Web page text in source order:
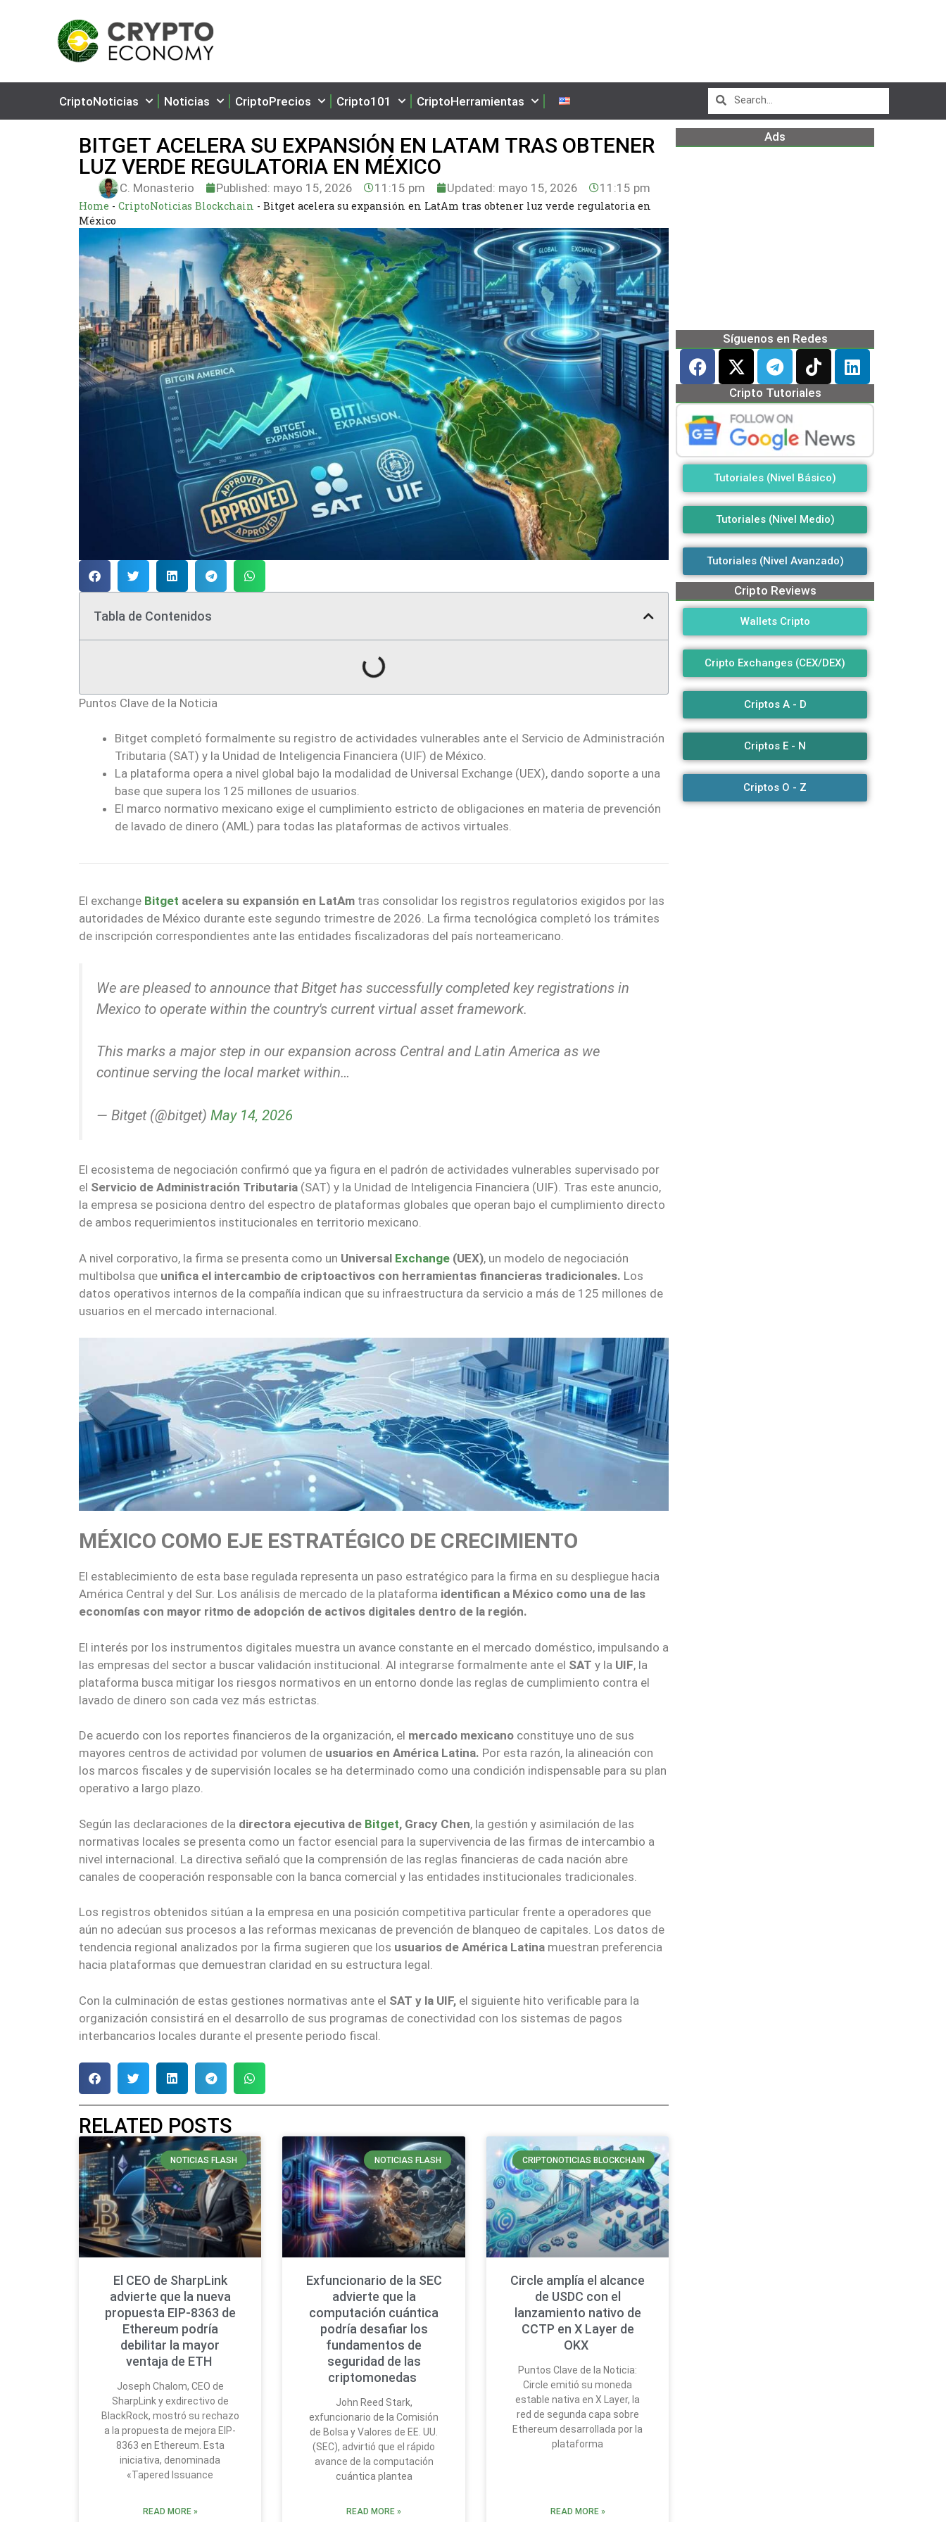
CriptoNoticias Noticias CriptoPrecios Cripto101 CriptoHerramientas
BITGET ACELERA SU EXPANSIÓN EN LATAM TRAS OBTENER
LUZ VERDE REGULATORIA EN MÉXICO
C. Monasterio Published: mayo 15, 2026 11:15 pm Updated: mayo 15, 2026 11:15 pm
Home - CriptoNoticias Blockchain - Bitget acelera su expansión en LatAm tras obtener luz verde regulatoria en
México
Tabla de Contenidos
Puntos Clave de la Noticia
Bitget completó formalmente su registro de actividades vulnerables ante el Servicio de Administración
Tributaria (SAT) y la Unidad de Inteligencia Financiera (UIF) de México.
La plataforma opera a nivel global bajo la modalidad de Universal Exchange (UEX), dando soporte a una
base que supera los 125 millones de usuarios.
El marco normativo mexicano exige el cumplimiento estricto de obligaciones en materia de prevención
de lavado de dinero (AML) para todas las plataformas de activos virtuales.
El exchange Bitget acelera su expansión en LatAm tras consolidar los registros regulatorios exigidos por las
autoridades de México durante este segundo trimestre de 2026. La firma tecnológica completó los trámites
de inscripción correspondientes ante las entidades fiscalizadoras del país norteamericano.
We are pleased to announce that Bitget has successfully completed key registrations in
Mexico to operate within the country's current virtual asset framework.
This marks a major step in our expansion across Central and Latin America as we
continue serving the local market within…
— Bitget (@bitget) May 14, 2026
El ecosistema de negociación confirmó que ya figura en el padrón de actividades vulnerables supervisado por
el Servicio de Administración Tributaria (SAT) y la Unidad de Inteligencia Financiera (UIF). Tras este anuncio,
la empresa se posiciona dentro del espectro de plataformas globales que operan bajo el cumplimiento directo
de ambos requerimientos institucionales en territorio mexicano.
A nivel corporativo, la firma se presenta como un Universal Exchange (UEX), un modelo de negociación
multibolsa que unifica el intercambio de criptoactivos con herramientas financieras tradicionales. Los
datos operativos internos de la compañía indican que su infraestructura da servicio a más de 125 millones de
usuarios en el mercado internacional.
MÉXICO COMO EJE ESTRATÉGICO DE CRECIMIENTO
El establecimiento de esta base regulada representa un paso estratégico para la firma en su despliegue hacia
América Central y del Sur. Los análisis de mercado de la plataforma identifican a México como una de las
economías con mayor ritmo de adopción de activos digitales dentro de la región.
El interés por los instrumentos digitales muestra un avance constante en el mercado doméstico, impulsando a
las empresas del sector a buscar validación institucional. Al integrarse formalmente ante el SAT y la UIF, la
plataforma busca mitigar los riesgos normativos en un entorno donde las reglas de cumplimiento contra el
lavado de dinero son cada vez más estrictas.
De acuerdo con los reportes financieros de la organización, el mercado mexicano constituye uno de sus
mayores centros de actividad por volumen de usuarios en América Latina. Por esta razón, la alineación con
los marcos fiscales y de supervisión locales se ha determinado como una condición indispensable para su plan
operativo a largo plazo.
Según las declaraciones de la directora ejecutiva de Bitget, Gracy Chen, la gestión y asimilación de las
normativas locales se presenta como un factor esencial para la supervivencia de las firmas de intercambio a
nivel internacional. La directiva señaló que la comprensión de las reglas financieras de cada nación abre
canales de cooperación responsable con la banca comercial y las entidades institucionales tradicionales.
Los registros obtenidos sitúan a la empresa en una posición competitiva particular frente a operadores que
aún no adecúan sus procesos a las reformas mexicanas de prevención de blanqueo de capitales. Los datos de
tendencia regional analizados por la firma sugieren que los usuarios de América Latina muestran preferencia
hacia plataformas que demuestran claridad en su estructura legal.
Con la culminación de estas gestiones normativas ante el SAT y la UIF, el siguiente hito verificable para la
organización consistirá en el desarrollo de sus programas de conectividad con los sistemas de pagos
interbancarios locales durante el presente periodo fiscal.
RELATED POSTS
NOTICIAS FLASH
El CEO de SharpLink
advierte que la nueva
propuesta EIP-8363 de
Ethereum podría
debilitar la mayor
ventaja de ETH
Joseph Chalom, CEO de
SharpLink y exdirectivo de
BlackRock, mostró su rechazo
a la propuesta de mejora EIP-
8363 en Ethereum. Esta
iniciativa, denominada
«Tapered Issuance
READ MORE »
NOTICIAS FLASH
Exfuncionario de la SEC
advierte que la
computación cuántica
podría desafiar los
fundamentos de
seguridad de las
criptomonedas
John Reed Stark,
exfuncionario de la Comisión
de Bolsa y Valores de EE. UU.
(SEC), advirtió que el rápido
avance de la computación
cuántica plantea
READ MORE »
CRIPTONOTICIAS BLOCKCHAIN
Circle amplía el alcance
de USDC con el
lanzamiento nativo de
CCTP en X Layer de
OKX
Puntos Clave de la Noticia:
Circle emitió su moneda
estable nativa en X Layer, la
red de segunda capa sobre
Ethereum desarrollada por la
plataforma
READ MORE »
Ads
Síguenos en Redes
Cripto Tutoriales
Tutoriales (Nivel Básico)
Tutoriales (Nivel Medio)
Tutoriales (Nivel Avanzado)
Cripto Reviews
Wallets Cripto
Cripto Exchanges (CEX/DEX)
Criptos A - D
Criptos E - N
Criptos O - Z